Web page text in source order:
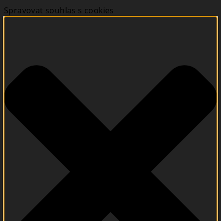
Spravovat souhlas s cookies